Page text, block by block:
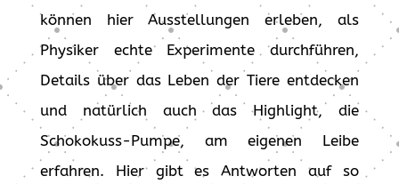
können hier Ausstellungen erleben, als
Physiker echte Experimente durchführen,
Details über das Leben der Tiere entdecken
und natürlich auch das Highlight, die
Schokokuss-Pumpe, am eigenen Leibe
erfahren. Hier gibt es Antworten auf so